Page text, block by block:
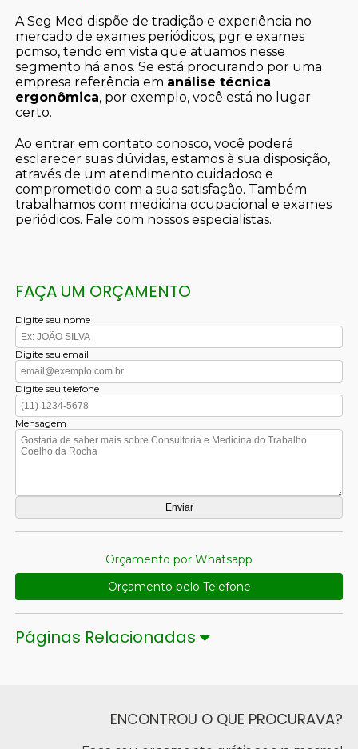
A Seg Med dispõe de tradição e experiência no
mercado de exames periódicos, pgr e exames
pcmso, tendo em vista que atuamos nesse
segmento há anos. Se está procurando por uma
empresa referência em análise técnica
ergonômica, por exemplo, você está no lugar
certo.
Ao entrar em contato conosco, você poderá
esclarecer suas dúvidas, estamos à sua disposição,
através de um atendimento cuidadoso e
comprometido com a sua satisfação. Também
trabalhamos com medicina ocupacional e exames
periódicos. Fale com nossos especialistas.
FAÇA UM ORÇAMENTO
Digite seu nome
Digite seu email
Digite seu telefone
Mensagem
Orçamento por Whatsapp
Orçamento pelo Telefone
Páginas Relacionadas
ENCONTROU O QUE PROCURAVA?